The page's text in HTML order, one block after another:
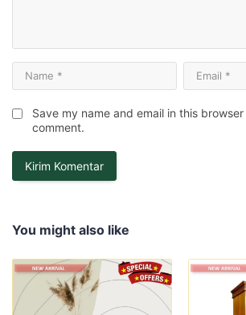
Save my name and email in this
comment.
You might also like